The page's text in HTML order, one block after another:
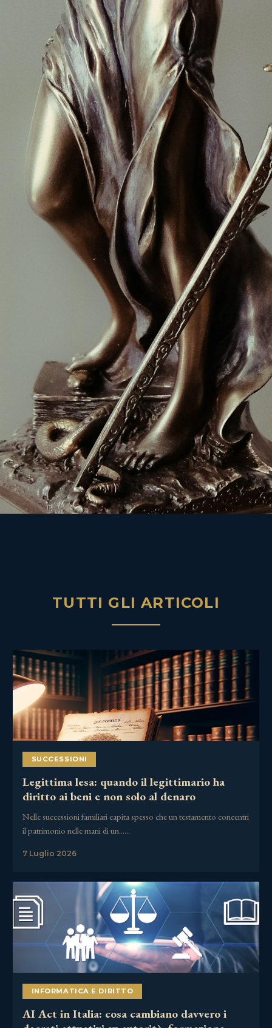
TUTTI GLI ARTICOLI
SUCCESSIONI
Legittima lesa: quando il legittimario ha
diritto ai beni e non solo al denaro
Nelle successioni familiari capita spesso che un testamento concentri
il patrimonio nelle mani di un……
7 Luglio 2026
INFORMATICA E DIRITTO
AI Act in Italia: cosa cambiano davvero i